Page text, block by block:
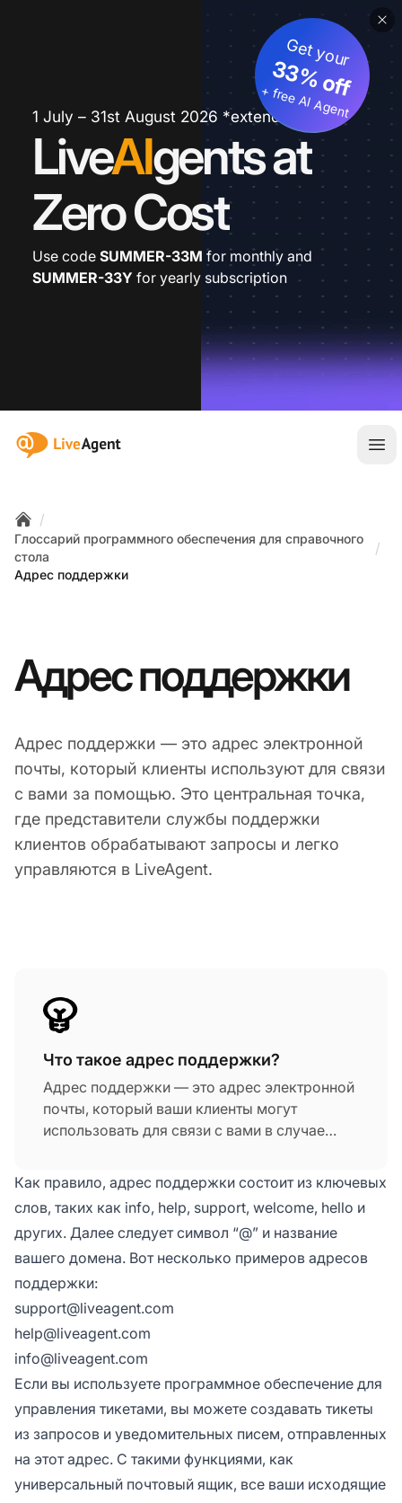
1 July – 31st August 2026 *extended
LiveAIgents at
Zero Cost
Get your
33% off
+ free AI Agent
Use code SUMMER-33M for monthly and
SUMMER-33Y for yearly subscription
:site.title
Home
/
Глоссарий программного обеспечения для справочного
стола
/
Адрес поддержки
Адрес поддержки
Адрес поддержки — это адрес электронной
почты, который клиенты используют для связи
с вами за помощью. Это центральная точка,
где представители службы поддержки
клиентов обрабатывают запросы и легко
управляются в LiveAgent.
Что такое адрес поддержки?
Адрес поддержки — это адрес электронной
почты, который ваши клиенты могут
использовать для связи с вами в случае
поддержки клиентов обрабатывают запросы
клиентов.
Как правило, адрес поддержки состоит из ключевых
слов, таких как info, help, support, welcome, hello и
других. Далее следует символ “@” и название
вашего домена. Вот несколько примеров адресов
поддержки:
support@liveagent.com
help@liveagent.com
info@liveagent.com
Если вы используете программное обеспечение для
управления тикетами, вы можете создавать тикеты
из запросов и уведомительных писем, отправленных
на этот адрес. С такими функциями, как
универсальный почтовый ящик, все ваши исходящие